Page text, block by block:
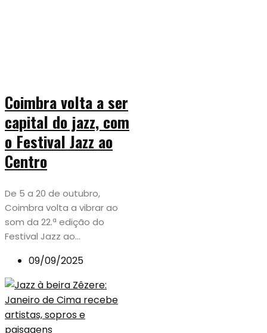
Coimbra volta a ser
capital do jazz, com
o Festival Jazz ao
Centro
De 5 a 20 de outubro,
Coimbra volta a vibrar ao
som da 22.ª edição do
Festival Jazz ao...
09/09/2025